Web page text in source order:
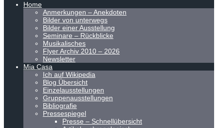
Home
Anmerkungen – Anekdoten
Bilder von unterwegs
Bilder einer Ausstellung
Seminare – Rückblicke
Musikalisches
Flyer Archiv 2010 – 2026
Newsletter
Mia Casa
Ich auf Wikipedia
Blog Übersicht
Einzelausstellungen
Gruppenausstellungen
Bibliografie
Pressespiegel
Presse – Schnellübersicht